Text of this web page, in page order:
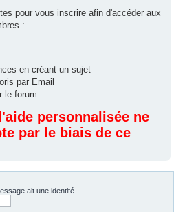
pour vous inscrire afin d'accéder aux
:
en créant un sujet
par Email
le forum
personnalisée ne
par le biais de ce
ait une identité.